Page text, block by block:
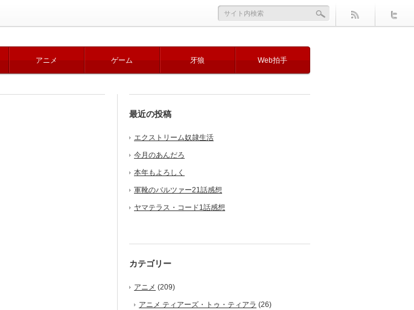
アニメ ゲーム 牙狼 Web拍手
最近の投稿
エクストリーム奴隷生活
今月のあんだろ
本年もよろしく
軍靴のバルツァー21話感想
ヤマテラス・コード1話感想
カテゴリー
アニメ (209)
アニメ ティアーズ・トゥ・ティアラ (26)